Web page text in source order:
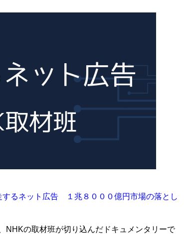
するネット広告 １兆８０００億円市場の落とし
NHKの取材班が切り込んだドキュメンタリーで